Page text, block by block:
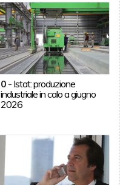
0 - Istat: produzione
industriale in calo a giugno
2026